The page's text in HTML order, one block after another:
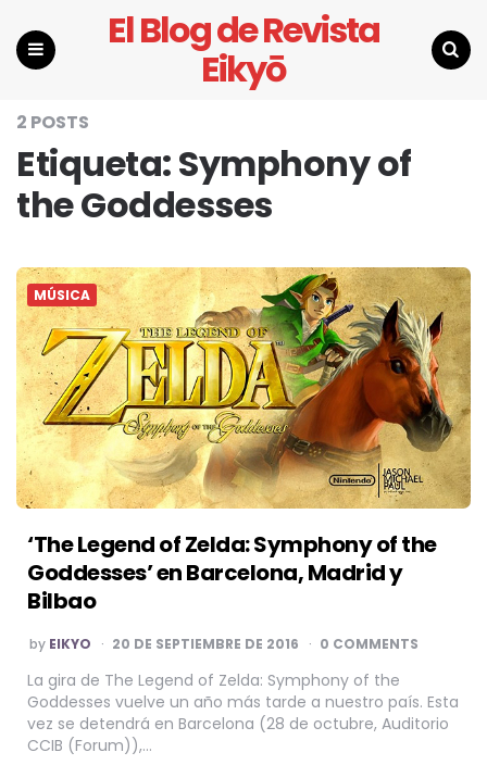
El Blog de Revista
Eikyō
2 POSTS
Etiqueta:Symphony of
the Goddesses
MÚSICA
‘The Legend of Zelda: Symphony of the
Goddesses’ en Barcelona, Madrid y
Bilbao
POSTED
BY
by EIKYO 20 DE SEPTIEMBRE DE 2016 0 COMMENTS
La gira de The Legend of Zelda: Symphony of the
Goddesses vuelve un año más tarde a nuestro país. Esta
vez se detendrá en Barcelona (28 de octubre, Auditorio
CCIB (Forum)),…